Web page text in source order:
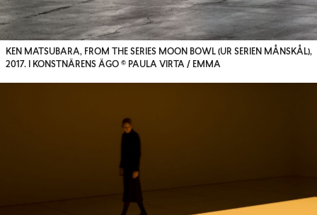
KEN MATSUBARA, FROM THE SERIES MOON BOWL (UR SERIEN MÅNSKÅL),
2017. I KONSTNÄRENS ÄGO © PAULA VIRTA / EMMA